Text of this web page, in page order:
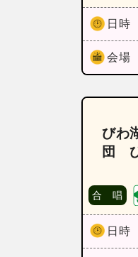
日時
会場
びわ
団
合 唱
日時